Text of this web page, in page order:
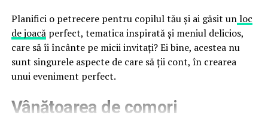
false de streaming, coduri QR malițioase și mesaje care
promit bilete, rambursări, premii sau acces gratuit la
meciuri. FBI a emis în luna mai un avertisment privind
site-urile care clonează platforma oficială prin
modificări minore ale denumirii domeniului, precum
a colecta date personale și bancare.
Planifici o petrecere pentru copilul tău și ai găsit unloc
de joacăperfect, tematica inspirată și meniul delicios,
care să îi încânte pe micii invitați? Ei bine, acestea nu
sunt singurele aspecte de care să ții cont, în crearea
unui eveniment perfect.
Vânătoarea de comori